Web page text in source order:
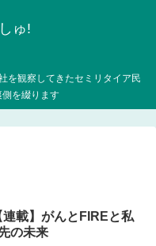
ゅ!
を観察してきたセミリタイア民
を綴ります
載】がんとFIREと私
の未来